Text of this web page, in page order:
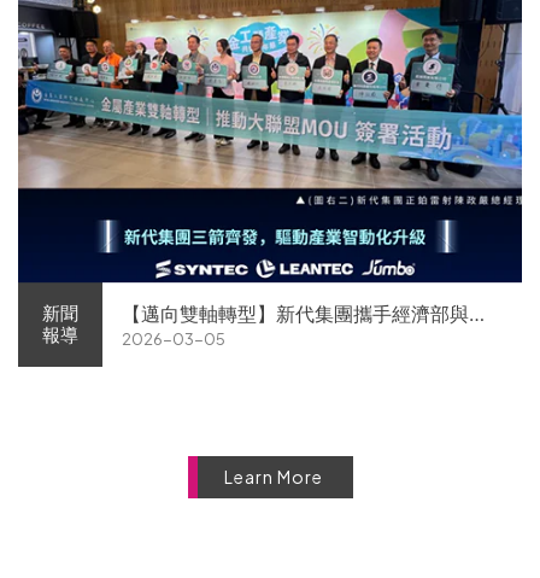
新聞
報導
【邁向雙軸轉型】新代集團攜手經濟部與金
屬中心簽署MOU 領航 AI機器人智慧智造
2026-03-05
Learn More